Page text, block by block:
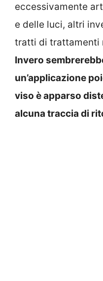
eccessivamente
e delle luci, altri
tratti di trattamenti
Invero
un’applicazione
viso è apparso
alcuna traccia di